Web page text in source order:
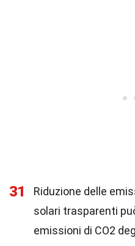
31
Riduzione delle
solari trasparenti
emissioni di CO2